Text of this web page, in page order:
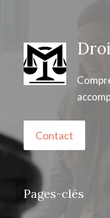
Contact
Pages-clés